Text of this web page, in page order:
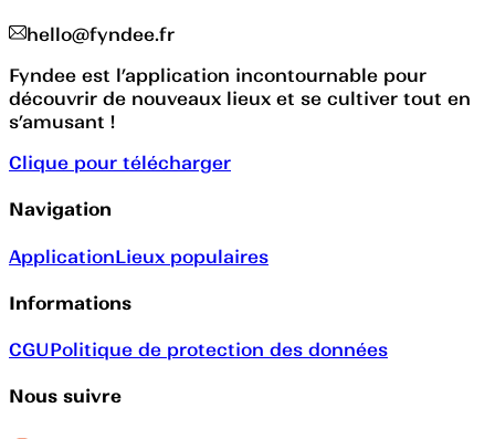
hello@fyndee.fr
Fyndee est l’application incontournable pour
découvrir de nouveaux lieux et se cultiver tout en
s’amusant !
Clique pour télécharger
Navigation
ApplicationLieux populaires
Informations
CGUPolitique de protection des données
Nous suivre